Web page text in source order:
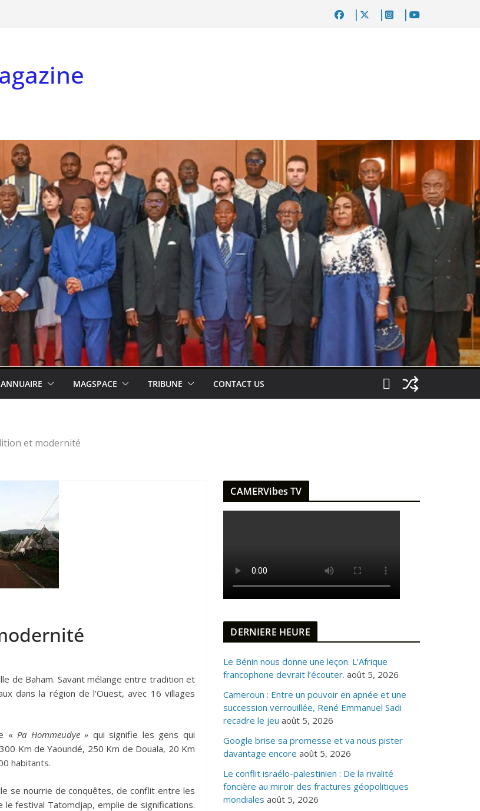
ANNUAIRE MAGSPACE TRIBUNE CONTACT US
et modernité
de Baham. Savant mélange entre tradition et
dans la région de l’Ouest, avec 16 villages
« Pa Hommeudye » qui signifie les gens qui
Km de Yaoundé, 250 Km de Douala, 20 Km
habitants.
se nourrie de conquêtes, de conflit entre les
le festival Tatomdjap, emplie de significations.
CAMERVibes TV
DERNIERE HEURE
Le Bénin nous donne une leçon. L’Afrique
francophone devrait l’écouter. août 5, 2026
Cameroun : Entre un pouvoir en apnée et une
succession verrouillée, René Emmanuel Sadi
recadre le jeu août 5, 2026
Google brise sa promesse et va nous pister
davantage encore août 5, 2026
Le conflit israélo-palestinien : De la rivalité
foncière au miroir des fractures géopolitiques
mondiales août 5, 2026